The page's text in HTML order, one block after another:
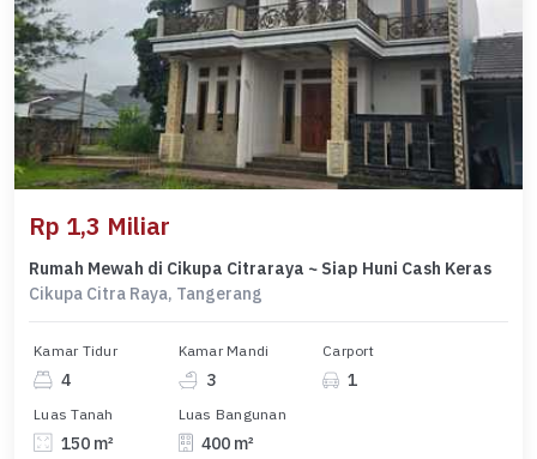
Rp 1,3 Miliar
Rumah Mewah di Cikupa Citraraya ~ Siap Huni Cash Keras
Cikupa Citra Raya, Tangerang
Kamar Tidur
4
Kamar Mandi
3
Carport
1
Luas Tanah
150 m²
Luas Bangunan
400 m²